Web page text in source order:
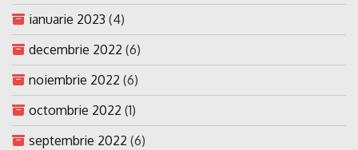
ianuarie 2023 (4)
decembrie 2022 (6)
noiembrie 2022 (6)
octombrie 2022 (1)
septembrie 2022 (6)